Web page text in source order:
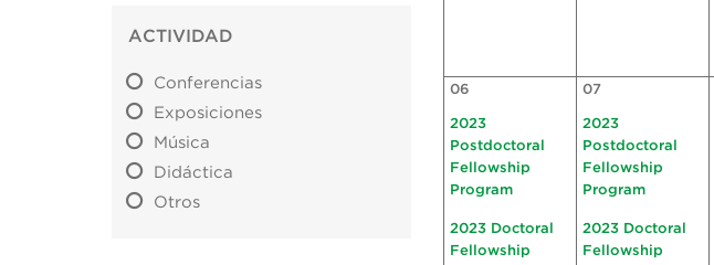
ACTIVIDAD
Conferencias
Exposiciones
Música
Didáctica
Otros
06
2023
Postdoctoral
Fellowship
Program
2023 Doctoral
Fellowship
07
2023
Postdoctoral
Fellowship
Program
2023 Doctoral
Fellowship